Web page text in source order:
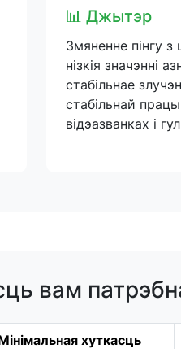
📊 Джытэр
Змяненне пінгу
нізкія значэнні
стабільнае
стабільнай
відэазванках і
вам
хуткасць